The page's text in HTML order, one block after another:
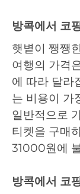
방콕에서 코
햇볕이 쨍쨍
여행의 가격
에 따라 달라
는 비용이 가
일반적으로
티켓을 구매
31000원에
방콕에서 코